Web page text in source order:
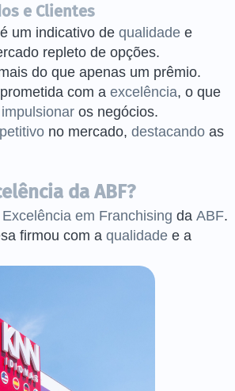
e Clientes
é um indicativo de qualidade e
repleto de opções.
do que apenas um prêmio.
com a excelência, o que
impulsionar os negócios.
no mercado, destacando as
da ABF?
em Franchising daABF.
firmou com a qualidade e a